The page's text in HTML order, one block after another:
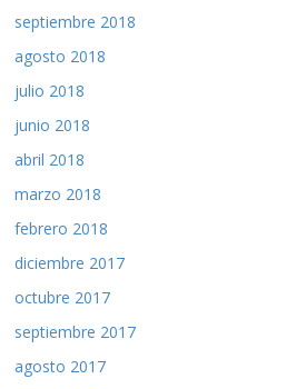
septiembre 2018
agosto 2018
julio 2018
junio 2018
abril 2018
marzo 2018
febrero 2018
diciembre 2017
octubre 2017
septiembre 2017
agosto 2017